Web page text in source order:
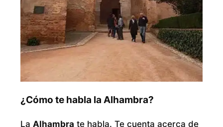
¿Cómo te habla la Alhambra?
La Alhambra te habla. Te cuenta acerca de